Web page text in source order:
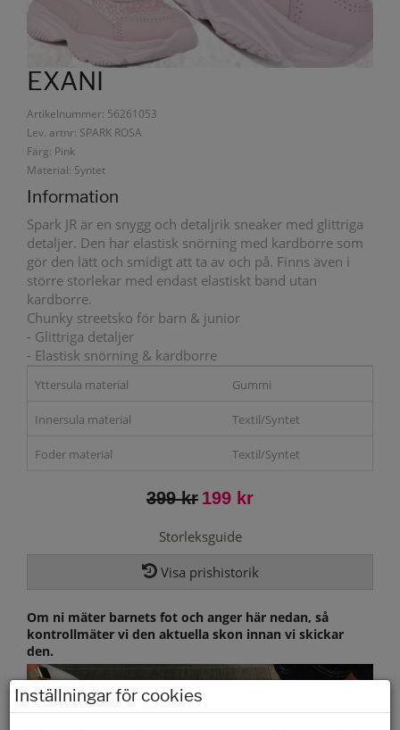
EXANI
Artikelnummer: 56261053
Lev. artnr: SPARK ROSA
Färg: Pink
Material: Syntet
Information
Spark JR är en snygg och detaljrik sneaker med glittriga
detaljer. Den har elastisk snörning med kardborre som
gör den lätt och smidigt att ta av och på. Finns även i
större storlekar med endast elastiskt band utan
kardborre.
Chunky streetsko för barn & junior
- Glittriga detaljer
- Elastisk snörning & kardborre
Yttersula material Gummi
Innersula material Textil/Syntet
Foder material Textil/Syntet
399 kr 199 kr
Storleksguide
Visa prishistorik
Om ni mäter barnets fot och anger här nedan, så
kontrollmäter vi den aktuella skon innan vi skickar
den.
Inställningar för cookies